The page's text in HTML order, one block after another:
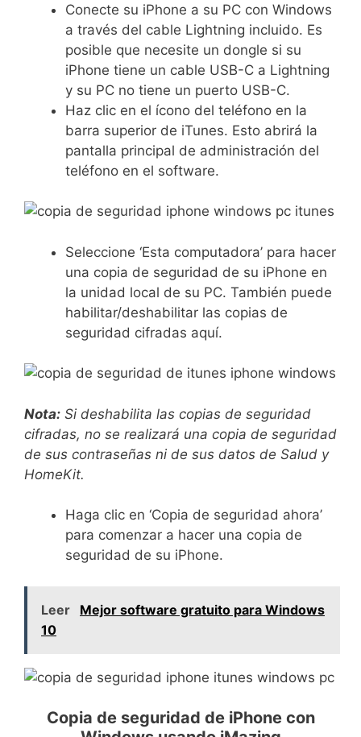
Conecte su iPhone a su PC con Windows
a través del cable Lightning incluido. Es
posible que necesite un dongle si su
iPhone tiene un cable USB-C a Lightning
y su PC no tiene un puerto USB-C.
Haz clic en el ícono del teléfono en la
barra superior de iTunes. Esto abrirá la
pantalla principal de administración del
teléfono en el software.
Seleccione ‘Esta computadora’ para hacer
una copia de seguridad de su iPhone en
la unidad local de su PC. También puede
habilitar/deshabilitar las copias de
seguridad cifradas aquí.
Nota: Si deshabilita las copias de seguridad
cifradas, no se realizará una copia de seguridad
de sus contraseñas ni de sus datos de Salud y
HomeKit.
Haga clic en ‘Copia de seguridad ahora’
para comenzar a hacer una copia de
seguridad de su iPhone.
Leer
Mejor software gratuito para Windows
10
Copia de seguridad de iPhone con